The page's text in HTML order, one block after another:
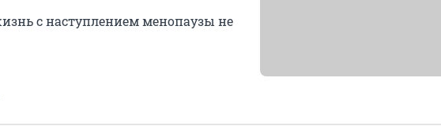
с наступлением менопаузы не